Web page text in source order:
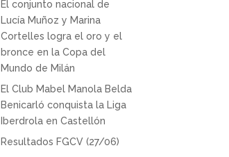
El conjunto nacional de
Lucía Muñoz y Marina
Cortelles logra el oro y el
bronce en la Copa del
Mundo de Milán
El Club Mabel Manola Belda
Benicarló conquista la Liga
Iberdrola en Castellón
Resultados FGCV (27/06)